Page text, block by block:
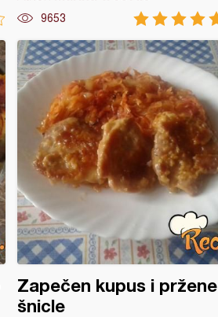
9653
Zapečen kupus i pržene
šnicle